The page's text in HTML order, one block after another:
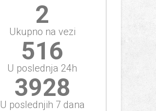
2
Ukupno na vezi
516
U poslednja 24h
3928
U poslednjih 7 dana